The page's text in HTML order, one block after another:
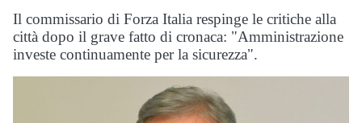
Il commissario di Forza Italia respinge le critiche alla
città dopo il grave fatto di cronaca: "Amministrazione
investe continuamente per la sicurezza".